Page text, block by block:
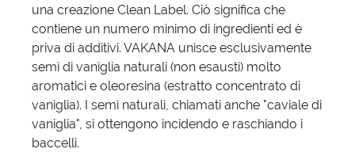
una creazione Clean Label. Ciò significa che
contiene un numero minimo di ingredienti ed è
priva di additivi. VAKANA unisce esclusivamente
semi di vaniglia naturali (non esausti) molto
aromatici e oleoresina (estratto concentrato di
vaniglia). I semi naturali, chiamati anche "caviale di
vaniglia", si ottengono incidendo e raschiando i
baccelli.